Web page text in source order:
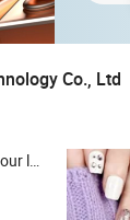
Co., Ltd
outils de manucure